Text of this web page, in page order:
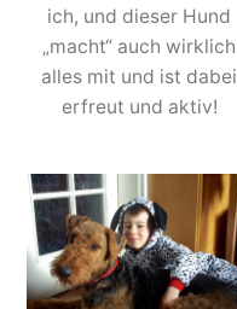
ich, und dieser Hund
„macht“ auch wirklich
alles mit und ist dabei
erfreut und aktiv!